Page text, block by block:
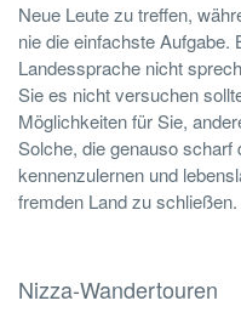
Neue Leute zu treffen,
nie die einfachste Aufgabe.
Landessprache nicht
Sie es nicht versuchen
Möglichkeiten für Sie,
Solche, die genauso scharf
kennenzulernen und
fremden Land zu schließen.
Nizza-Wandertouren